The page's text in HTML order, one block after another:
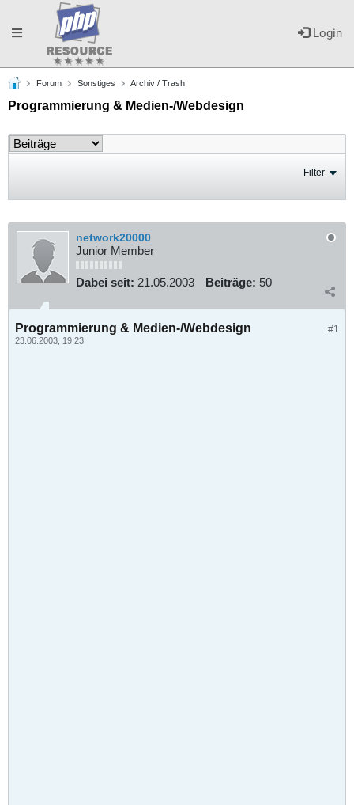
Login
Toggle
navigation
Forum Sonstiges Archiv / Trash
Programmierung & Medien-/Webdesign
Filter
network20000
Junior Member
Dabei seit: 21.05.2003 Beiträge: 50
#1
Programmierung & Medien-/Webdesign
23.06.2003, 19:23